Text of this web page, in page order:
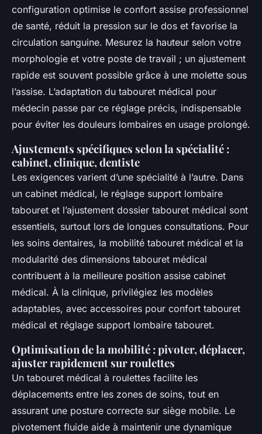
configuration optimise le confort assise professionnel
de santé, réduit la pression sur le dos et favorise la
circulation sanguine. Mesurez la hauteur selon votre
morphologie et votre poste de travail ; un ajustement
rapide est souvent possible grâce à une molette sous
l’assise. L’adaptation du tabouret médical pour
médecin passe par ce réglage précis, indispensable
pour éviter les douleurs lombaires en usage prolongé.
Ajustements spécifiques selon la spécialité :
cabinet, clinique, dentiste
Les exigences varient d’une spécialité à l’autre. Dans
un cabinet médical, le réglage support lombaire
tabouret et l’ajustement dossier tabouret médical sont
essentiels, surtout lors de longues consultations. Pour
les soins dentaires, la mobilité tabouret médical et la
modularité des dimensions tabouret médical
contribuent à la meilleure position assise cabinet
médical. À la clinique, privilégiez les modèles
adaptables, avec accessoires pour confort tabouret
médical et réglage support lombaire tabouret.
Optimisation de la mobilité : pivoter, déplacer,
ajuster rapidement sur roulettes
Un tabouret médical à roulettes facilite les
déplacements entre les zones de soins, tout en
assurant une posture correcte sur siège mobile. Le
pivotement fluide aide à maintenir une dynamique